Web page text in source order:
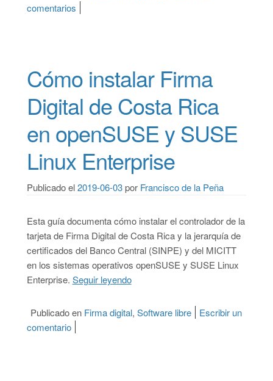
comentarios
Cómo instalar Firma
Digital de Costa Rica
en openSUSE y SUSE
Linux Enterprise
Publicado el2019-06-03por Francisco de la Peña
Esta guía documenta cómo instalar el controlador de la
tarjeta de Firma Digital de Costa Rica y la jerarquía de
certificados del Banco Central (SINPE) y del MICITT
en los sistemas operativos openSUSE y SUSE Linux
Enterprise. Seguir leyendo“Cómo instalar Firma Digital de
Publicado en Firma digital, Software libre
Escribir un
comentarioon Cómo instalar Firma Digital de Costa Rica en